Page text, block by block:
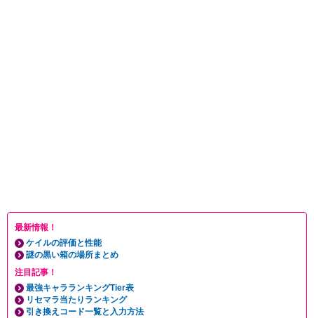
最新情報！
ケイルの評価と性能
謎の黒い箱の場所まとめ
注目記事！
最強キャラランキングTier表
リセマラ当たりランキング
引き換えコード一覧と入力方法